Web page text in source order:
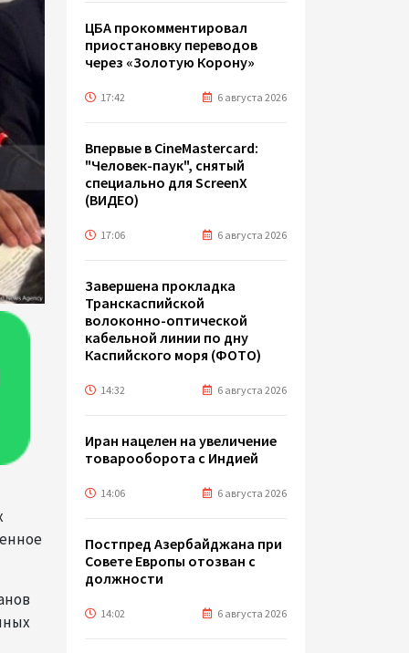
ЦБА прокомментировал
приостановку переводов
через «Золотую Корону»
17:42 6 августа 2026
Впервые в CineMastercard:
"Человек-паук", снятый
специально для ScreenX
(ВИДЕО)
17:06 6 августа 2026
Завершена прокладка
Транскаспийской
волоконно-оптической
кабельной линии по дну
Каспийского моря (ФОТО)
14:32 6 августа 2026
Иран нацелен на увеличение
товарооборота с Индией
14:06 6 августа 2026
Постпред Азербайджана при
Совете Европы отозван с
должности
14:02 6 августа 2026